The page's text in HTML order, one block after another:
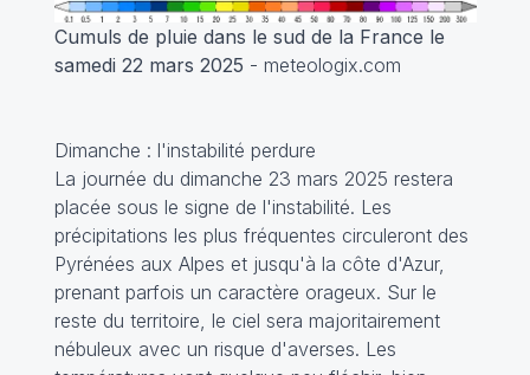
Cumuls de pluie dans le sud de la France le
samedi 22 mars 2025 - meteologix.com
Dimanche : l'instabilité perdure
La journée du dimanche 23 mars 2025 restera
placée sous le signe de l'instabilité. Les
précipitations les plus fréquentes circuleront des
Pyrénées aux Alpes et jusqu'à la côte d'Azur,
prenant parfois un caractère orageux. Sur le
reste du territoire, le ciel sera majoritairement
nébuleux avec un risque d'averses. Les